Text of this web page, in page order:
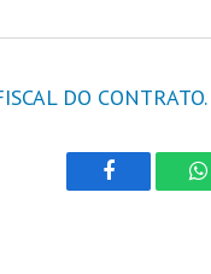
DO
Facebook